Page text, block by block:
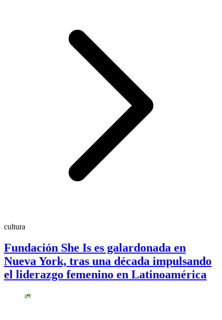
cultura
Fundación She Is es galardonada en
Nueva York, tras una década impulsando
el liderazgo femenino en Latinoamérica